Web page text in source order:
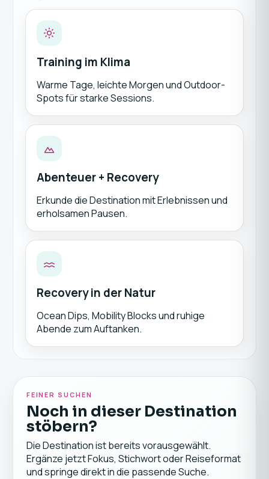
Training im Klima
Warme Tage, leichte Morgen und Outdoor-
Spots für starke Sessions.
Abenteuer + Recovery
Erkunde die Destination mit Erlebnissen und
erholsamen Pausen.
Recovery in der Natur
Ocean Dips, Mobility Blocks und ruhige
Abende zum Auftanken.
FEINER SUCHEN
Noch in dieser Destination
stöbern?
Die Destination ist bereits vorausgewählt.
Ergänze jetzt Fokus, Stichwort oder Reiseformat
und springe direkt in die passende Suche.